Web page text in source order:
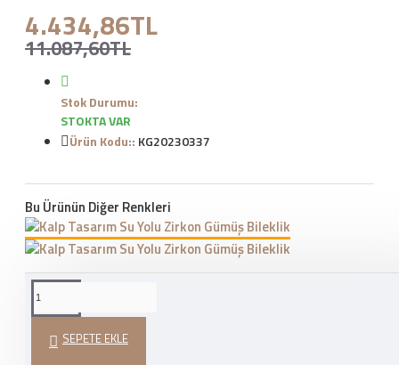
4.434,86TL
11.087,60TL
Stok Durumu:
STOKTA VAR
Ürün Kodu:: KG20230337
Bu Ürünün Diğer Renkleri
SEPETE EKLE
VER
HEDIYE PAKETI